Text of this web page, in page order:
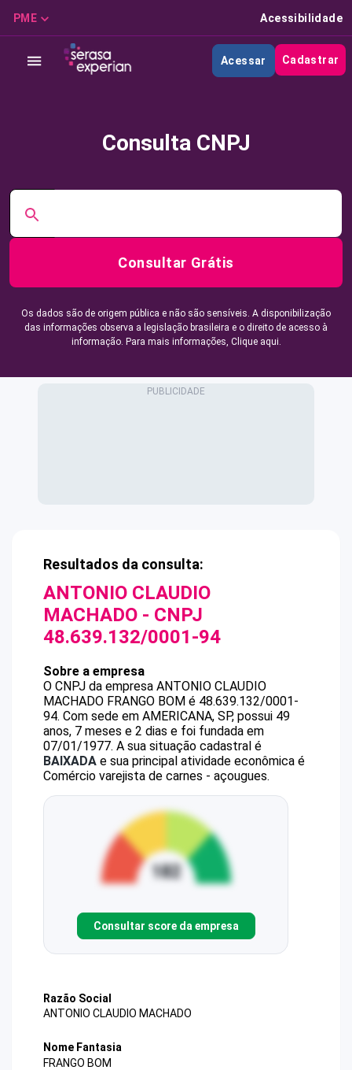
PME Acessibilidade
Acessar Cadastrar
Consulta CNPJ
Consultar Grátis
Os dados são de origem pública e não são sensíveis. A disponibilização
das informações observa a legislação brasileira e o direito de acesso à
informação. Para mais informações, Clique aqui.
Resultados da consulta:
ANTONIO CLAUDIO
MACHADO - CNPJ
48.639.132/0001-94
Sobre a empresa
O CNPJ da empresa ANTONIO CLAUDIO
MACHADO FRANGO BOM é 48.639.132/0001-
94. Com sede em AMERICANA, SP, possui 49
anos, 7 meses e 2 dias e foi fundada em
07/01/1977. A sua situação cadastral é
BAIXADA e sua principal atividade econômica é
Comércio varejista de carnes - açougues.
Consultar score da empresa
Razão Social
ANTONIO CLAUDIO MACHADO
Nome Fantasia
FRANGO BOM